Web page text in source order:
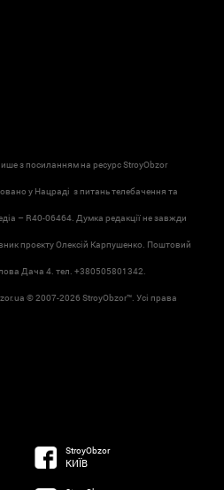
з посиланням на ресурс StroyObzor
у Нацраді з питань телебачення та
– R40-06464. Думка редакції не завжди
проєкту Олексій Карпушенко. Поштовий
Дача 4. тел. +380505801342.
© 2007-2026 StroyObzor™. Усі права
StroyObzor
КИЇВ